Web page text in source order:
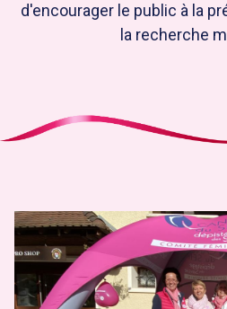
d'encourager le public à la
la recherche